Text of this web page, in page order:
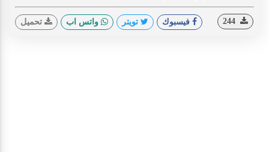
فيسبوك تويتر واتس اب تحميل